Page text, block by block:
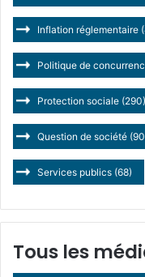
Inflation réglementaire
Politique de
Protection sociale (290)
Question de société
Services publics (68)
Tous les